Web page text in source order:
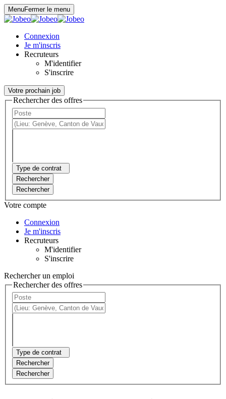
MenuFermer le menu
Connexion
Je m'inscris
Recruteurs
M'identifier
S'inscrire
Votre prochain job
Rechercher des offres
Type de contrat
Rechercher
Rechercher
Votre compte
Connexion
Je m'inscris
Recruteurs
M'identifier
S'inscrire
Rechercher un emploi
Rechercher des offres
Type de contrat
Rechercher
Rechercher
Panneau de gestion des cookies